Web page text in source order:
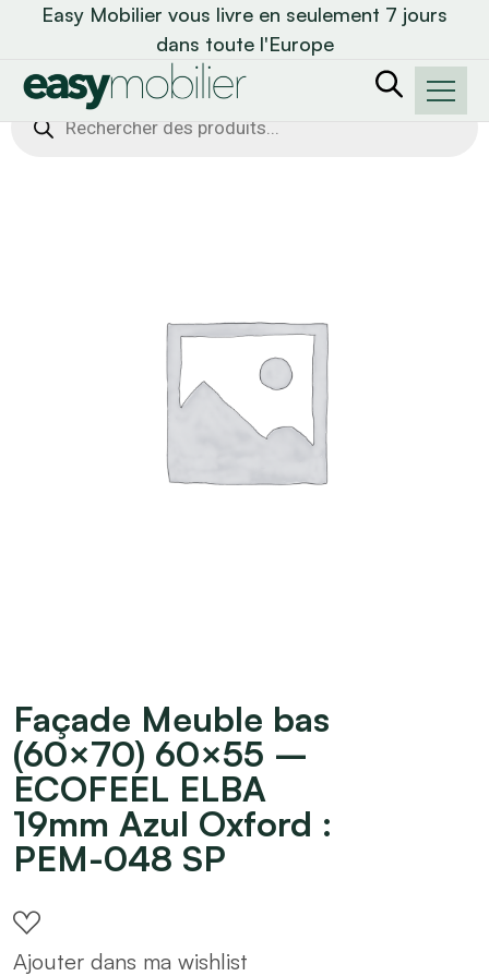
Easy Mobilier vous livre en seulement 7 jours
dans toute l'Europe
Recherche
de
Façade Meuble bas
(60×70) 60×55 –
ECOFEEL ELBA
19mm Azul Oxford :
PEM-048 SP
Ajouter dans ma wishlist